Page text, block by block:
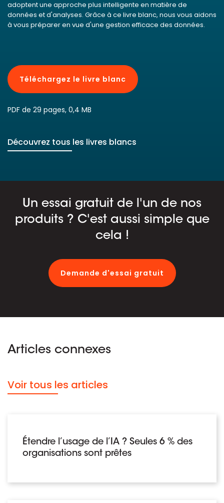
adoptent une approche plus intelligente en matière de
données et d'analyses. Grâce à ce livre blanc, nous vous aidons
à vous préparer en vue d'une gestion efficace des données.
Téléchargez le livre blanc
PDF de 29 pages, 0,4 MB
Découvrez tous les livres blancs
Un essai gratuit de l'un de nos
produits ? C'est aussi simple que
cela !
Demande d'essai gratuit
Articles connexes
Voir tous les articles
Étendre l’usage de l’IA ? Seules 6 % des
organisations sont prêtes